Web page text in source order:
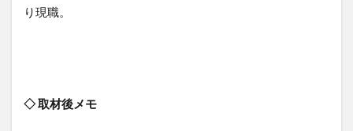
り現職。
◇ 取材後メモ